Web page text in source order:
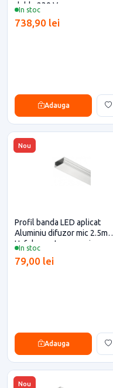
In stoc
dubla 230 V
738,90 lei
Adauga
Nou
In stoc
Profil banda LED aplicat
Aluminiu difuzor mic 2.5m
Hafele pentru casa si
79,00 lei
Adauga
Nou